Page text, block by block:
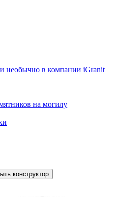
необычно в компании iGranit
на могилу
конструктор